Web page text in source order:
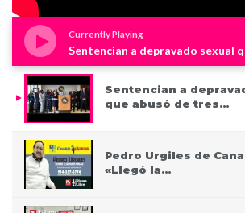
Currently Playing
Sentencian a
que abusó de tres…
Pedro Urgiles de
«Llegó la…